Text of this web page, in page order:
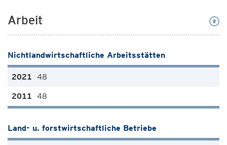
Arbeit
Nichtlandwirtschaftliche Arbeitsstätten
48
48
Land- u. forstwirtschaftliche Betriebe